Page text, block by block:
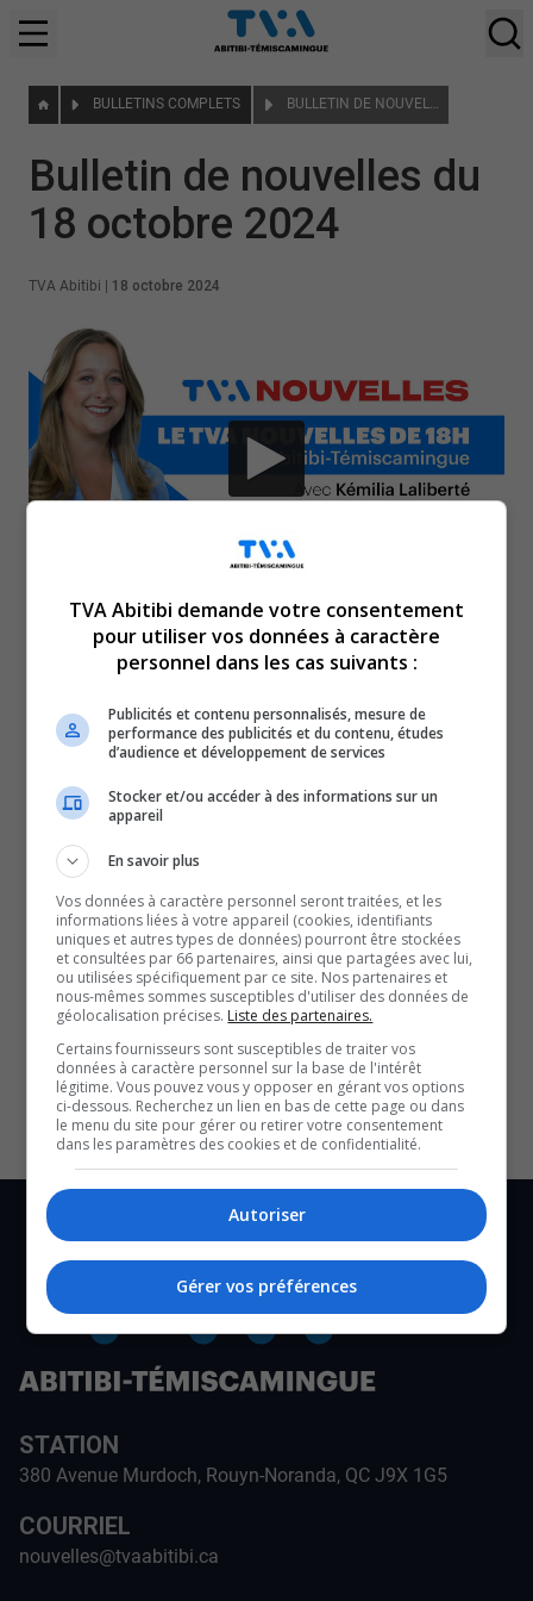
BULLETINS COMPLETS BULLETIN DE NOUVELLES DU 18 OCTOBRE 2024
Bulletin de nouvelles du
18 octobre 2024
TVA Abitibi 18 octobre 2024
Voici l’actualité de l’Abitibi-Témiscamingue.
Le TVA 12 h 13 et le TVA 17 h 58 sont des rendez-vous
incontournables pour connaître tout de l’actualité
régionale. Avec un bulletin de 12 minutes sur l’heure du
pour faire un tour d’horizon complet de ce qui a marqué
QUESTION DU JOUR
Commentaires
SOUTENIR NOS MÉDIAS, C’EST PROTÉGER NOTRE
CULTURE ET NOTRE ÉCONOMIE
STATION
380 Avenue Murdoch, Rouyn-Noranda, QC J9X 1G5
COURRIEL
nouvelles@tvaabitibi.ca
TVA Abitibi demande votre consentement
pour utiliser vos données à caractère
personnel dans les cas suivants :
Publicités et contenu personnalisés, mesure de
performance des publicités et du contenu, études
d’audience et développement de services
Stocker et/ou accéder à des informations sur un
appareil
En savoir plus
Vos données à caractère personnel seront traitées, et les
informations liées à votre appareil (cookies, identifiants
uniques et autres types de données) pourront être stockées
et consultées par 66 partenaires, ainsi que partagées avec lui,
ou utilisées spécifiquement par ce site. Nos partenaires et
nous-mêmes sommes susceptibles d'utiliser des données de
géolocalisation précises. Liste des partenaires.
Certains fournisseurs sont susceptibles de traiter vos
données à caractère personnel sur la base de l'intérêt
légitime. Vous pouvez vous y opposer en gérant vos options
ci-dessous. Recherchez un lien en bas de cette page ou dans
le menu du site pour gérer ou retirer votre consentement
dans les paramètres des cookies et de confidentialité.
Autoriser
Gérer vos préférences